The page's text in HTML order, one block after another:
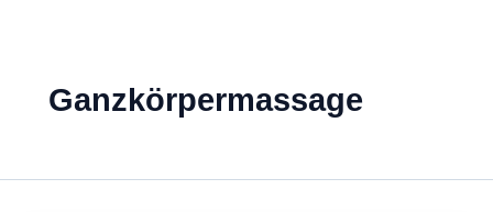
Ganzkörpermassage